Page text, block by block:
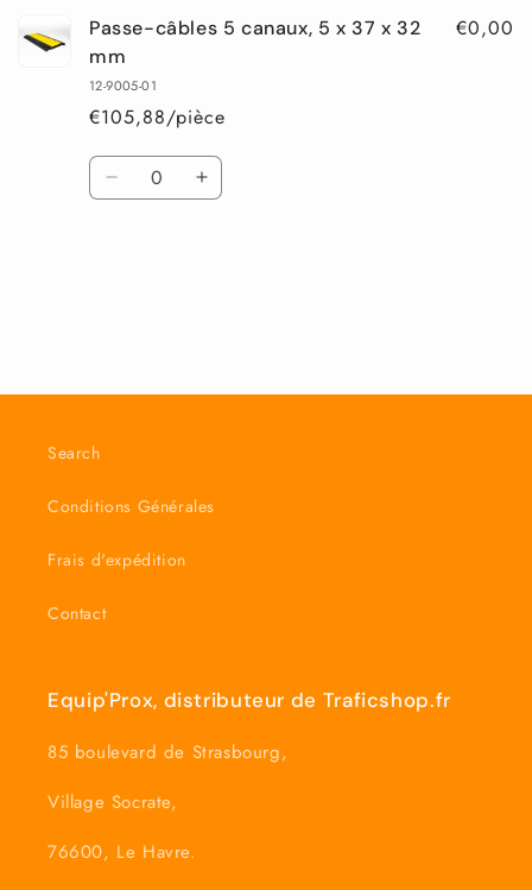
Passe-câbles 5 canaux, 5 x 37 x 32
mm
12-9005-01
€105,88/pièce
€0,00
Quantité
Réduire
Augmenter
Search
Conditions Générales
Frais d'expédition
Contact
Equip'Prox, distributeur de Traficshop.fr
85 boulevard de Strasbourg,
Village Socrate,
76600, Le Havre.